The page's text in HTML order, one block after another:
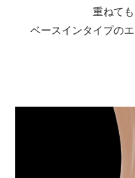
重ねて
ベースインタイプの